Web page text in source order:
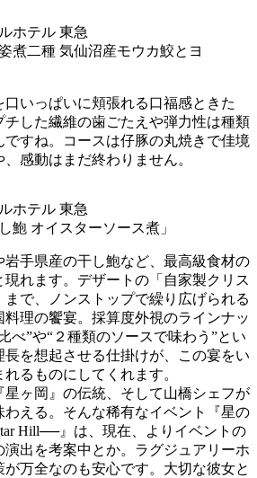
煮二種 気仙沼産モウカ鮫とヨ
口いっぱいに頬張れる口福感ときた
チした繊維の歯ごたえや弾力性は種類
ですね。コースは仔豚の丸焼きで佳境
感動はまだ終わりません。
鮑 オイスターソース煮」
岩手県産の干し鮑など、最高級食材の
れます。デザートの「自家製クリス
まで、ノンストップで繰り広げられる
理の饗宴。採算度外視のラインナッ
べ”や“２種類のソースで味わう”とい
長を想起させる仕掛けが、この宴をい
るものにしてくれます。
ヶ岡』の伝統、そして山橋シェフが
える。そんな稀有なイベント『星の
Hill──』は、現在、よりイベントの
出を考案中とか。ラグジュアリーホ
万全なのも安心です。大切な彼女と